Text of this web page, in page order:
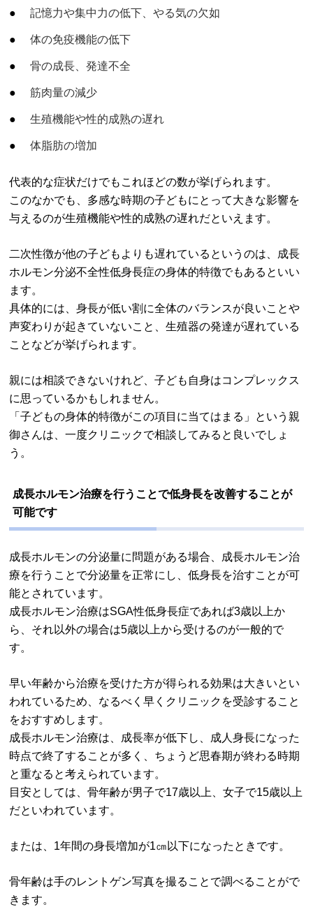
記憶力や集中力の低下、やる気の欠如
体の免疫機能の低下
骨の成長、発達不全
筋肉量の減少
生殖機能や性的成熟の遅れ
体脂肪の増加
代表的な症状だけでもこれほどの数が挙げられます。
このなかでも、多感な時期の子どもにとって大きな影響を
与えるのが生殖機能や性的成熟の遅れだといえます。
二次性徴が他の子どもよりも遅れているというのは、成長
ホルモン分泌不全性低身長症の身体的特徴でもあるといい
ます。
具体的には、身長が低い割に全体のバランスが良いことや
声変わりが起きていないこと、生殖器の発達が遅れている
ことなどが挙げられます。
親には相談できないけれど、子ども自身はコンプレックス
に思っているかもしれません。
「子どもの身体的特徴がこの項目に当てはまる」という親
御さんは、一度クリニックで相談してみると良いでしょ
う。
成長ホルモン治療を行うことで低身長を改善することが
可能です
成長ホルモンの分泌量に問題がある場合、成長ホルモン治
療を行うことで分泌量を正常にし、低身長を治すことが可
能とされています。
成長ホルモン治療はSGA性低身長症であれば3歳以上か
ら、それ以外の場合は5歳以上から受けるのが一般的で
す。
早い年齢から治療を受けた方が得られる効果は大きいとい
われているため、なるべく早くクリニックを受診すること
をおすすめします。
成長ホルモン治療は、成長率が低下し、成人身長になった
時点で終了することが多く、ちょうど思春期が終わる時期
と重なると考えられています。
目安としては、骨年齢が男子で17歳以上、女子で15歳以上
だといわれています。
または、1年間の身長増加が1㎝以下になったときです。
骨年齢は手のレントゲン写真を撮ることで調べることがで
きます。